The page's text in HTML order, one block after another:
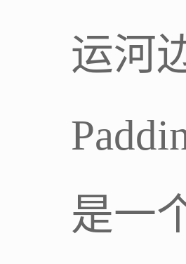
运河
是一